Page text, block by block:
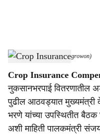
a
r
e
पालकमंत्री संजय राठोड.-(Agrowon)
Crop Insurance
नुकसानभरपाई वितरणातील
पुढील आठवड्यात मुख्यमंत्री
भरणे यांच्या उपस्थितीत
अशी माहिती पालकमंत्री संजय